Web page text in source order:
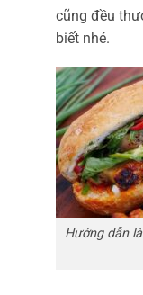
cũng đều
biết nhé.
Hướng dẫn